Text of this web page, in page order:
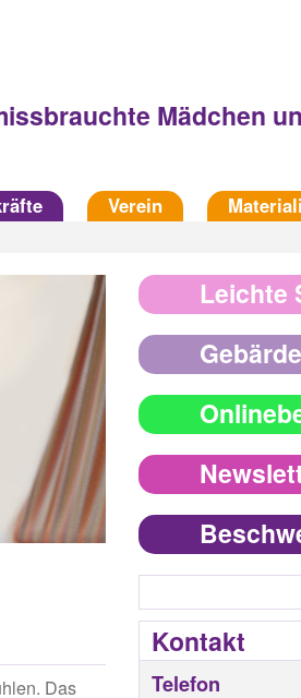
Mädchen
Verein
Das
Leichte
Kontakt
Telefon